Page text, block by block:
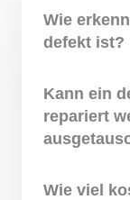
Wie
defekt ist?
Kann ein
repariert
Wie viel